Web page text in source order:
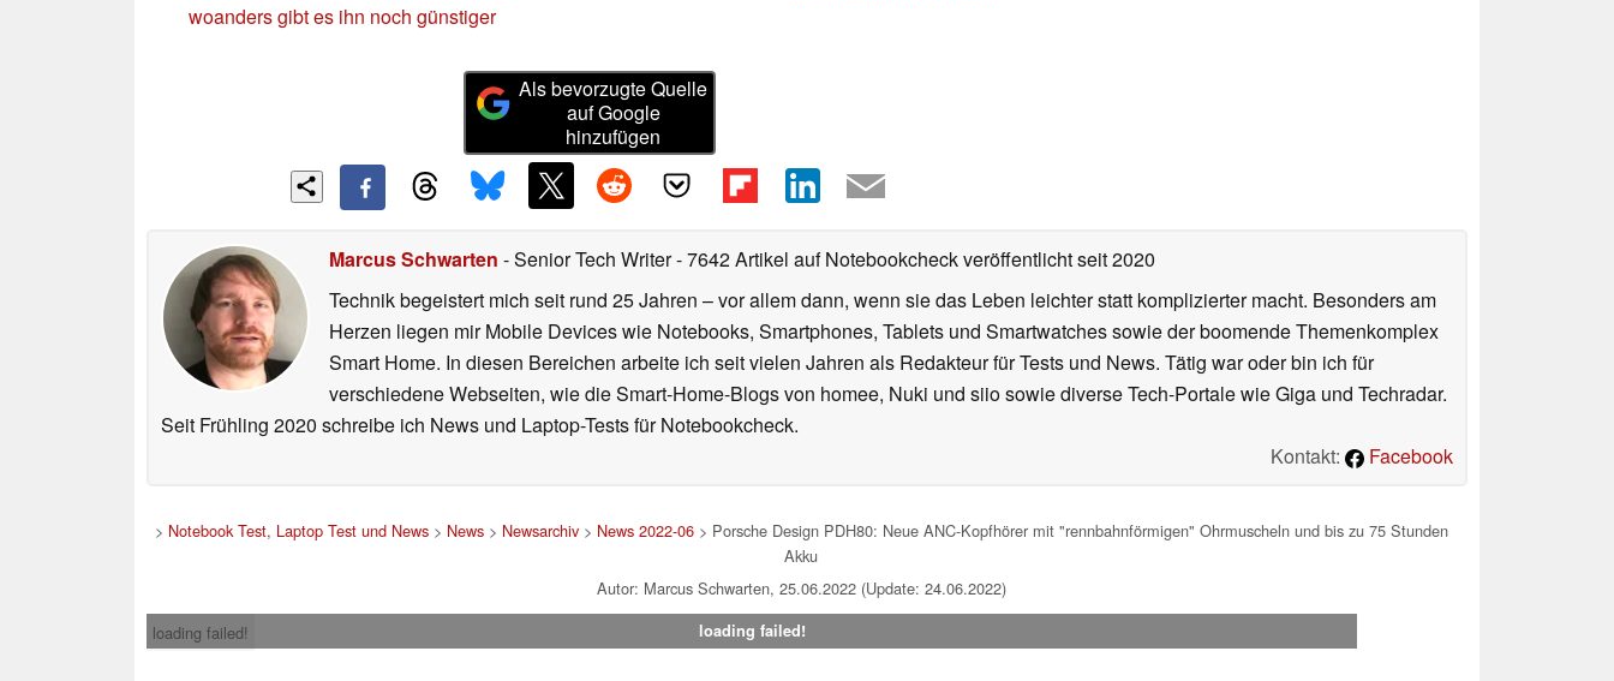
woanders gibt es ihn noch günstiger
Als bevorzugte Quelle
auf Google
hinzufügen
Marcus Schwarten - Senior Tech Writer- 7642 Artikel auf Notebookcheck veröffentlichtseit 2020
Technik begeistert mich seit rund 25 Jahren – vor allem dann, wenn sie das Leben leichter statt komplizierter macht. Besonders am
Herzen liegen mir Mobile Devices wie Notebooks, Smartphones, Tablets und Smartwatches sowie der boomende Themenkomplex
Smart Home. In diesen Bereichen arbeite ich seit vielen Jahren als Redakteur für Tests und News. Tätig war oder bin ich für
verschiedene Webseiten, wie die Smart-Home-Blogs von homee, Nuki und siio sowie diverse Tech-Portale wie Giga und Techradar.
Seit Frühling 2020 schreibe ich News und Laptop-Tests für Notebookcheck.
Kontakt:
Facebook
> Notebook Test, Laptop Test und News> News> Newsarchiv> News 2022-06> Porsche Design PDH80: Neue ANC-Kopfhörer mit "rennbahnförmigen" Ohrmuscheln und bis zu 75 Stunden
Akku
Autor: Marcus Schwarten, 25.06.2022 (Update: 24.06.2022)
loading failed!
loading failed!